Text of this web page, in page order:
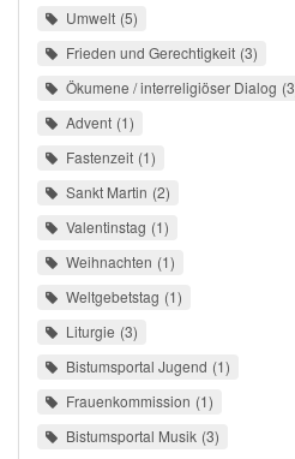
Umwelt 5
Frieden und Gerechtigkeit 3
Ökumene / interreligiöser Dialog 3
Advent 1
Fastenzeit 1
Sankt Martin 2
Valentinstag 1
Weihnachten 1
Weltgebetstag 1
Liturgie 3
Bistumsportal Jugend 1
Frauenkommission 1
Bistumsportal Musik 3